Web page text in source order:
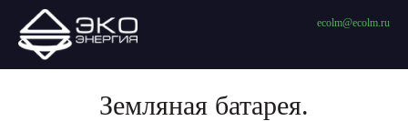
ecolm@ecolm.ru
Земляная батарея.